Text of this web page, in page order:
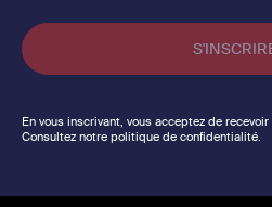
En vous inscrivant, vous acceptez de
Consultez notre politique de confidentialité.